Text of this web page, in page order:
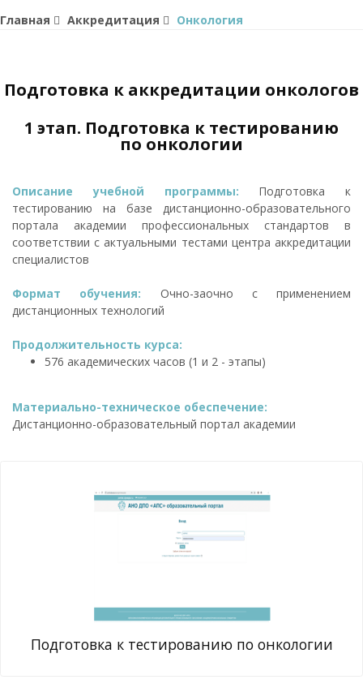
Главная Аккредитация Онкология
Подготовка к аккредитации онкологов
1 этап. Подготовка к тестированию
по онкологии
Описание учебной программы: Подготовка к
тестированию на базе дистанционно-образовательного
портала академии профессиональных стандартов в
соответствии с актуальными тестами центра аккредитации
специалистов
Формат обучения: Очно-заочно с применением
дистанционных технологий
Продолжительность курса:
576 академических часов (1 и 2 - этапы)
Материально-техническое обеспечение:
Дистанционно-образовательный портал академии
Подготовка к тестированию по онкологии